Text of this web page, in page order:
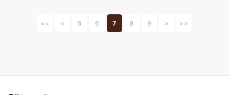
<< < 5 6 7 8 9 > >>